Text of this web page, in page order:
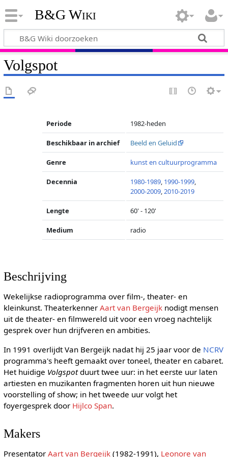
B&G Wiki
Volgspot
Periode 1982-heden
Beschikbaar in archief Beeld en Geluid
Genre kunst en cultuurprogramma
Decennia 1980-1989, 1990-1999,
2000-2009,2010-2019
Lengte 60' - 120'
Medium radio
Beschrijving
Wekelijkse radioprogramma over film-, theater- en
kleinkunst. Theaterkenner Aart van Bergeijknodigt mensen
uit de theater- en filmwereld uit voor een vroeg nachtelijk
gesprek over hun drijfveren en ambities.
In 1991 overlijdt Van Bergeijk nadat hij 25 jaar voor de NCRV
programma's heeft gemaakt over toneel, theater en cabaret.
Het huidige Volgspotduurt twee uur: in het eerste uur laten
artiesten en muzikanten fragmenten horen uit hun nieuwe
voorstelling of show; in het tweede uur volgt het
foyergesprek door Hijlco Span.
Makers
Presentator Aart van Bergeijk(1982-1991), Leonore van